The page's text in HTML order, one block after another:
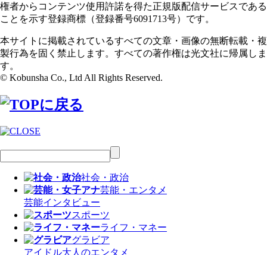
権者からコンテンツ使用許諾を得た正規版配信サービスである
ことを示す登録商標（登録番号6091713号）です。
本サイトに掲載されているすべての文章・画像の無断転載・複
製行為を固く禁止します。すべての著作権は光文社に帰属しま
す。
© Kobunsha Co., Ltd All Rights Reserved.
社会・政治
芸能・エンタメ
芸能インタビュー
スポーツ
ライフ・マネー
グラビア
アイドル大人のエンタメ